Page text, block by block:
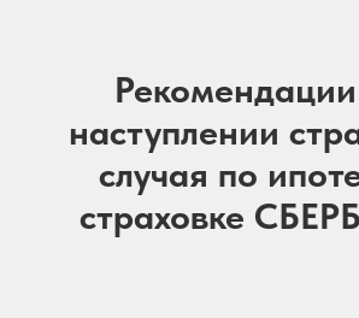
наступлении
случая по
страховке